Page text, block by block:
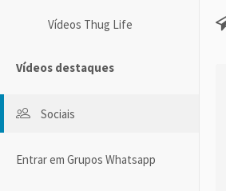
Vídeos Thug Life
Vídeos destaques
Sociais
Entrar em Grupos Whatsapp